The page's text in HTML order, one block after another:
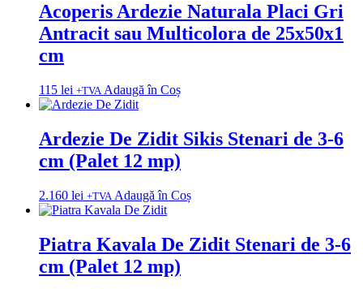
Acoperis Ardezie Naturala Placi Gri
Antracit sau Multicolora de 25x50x1
cm
115 lei +TVA Adaugă în Coș
Ardezie De Zidit Sikis Stenari de 3-6
cm (Palet 12 mp)
2.160 lei +TVA Adaugă în Coș
Piatra Kavala De Zidit Stenari de 3-6
cm (Palet 12 mp)